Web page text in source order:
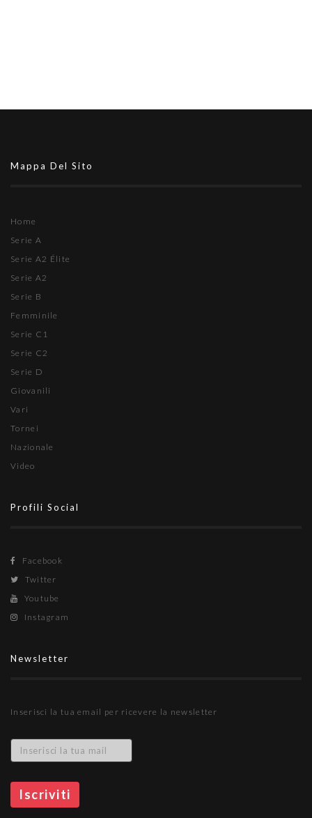
Mappa Del Sito
Home
Serie A
Serie A2 Élite
Serie A2
Serie B
Femminile
Serie C1
Serie C2
Serie D
Giovanili
Vari
Tornei
Nazionale
Video
Profili Social
Facebook
Twitter
Youtube
Instagram
Newsletter
Inserisci la tua email per ricevere la newsletter